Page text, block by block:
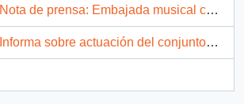
Nota de prensa: Embajada musical chilena en Madrid
Informa sobre actuación del conjunto de Música antigua en París.